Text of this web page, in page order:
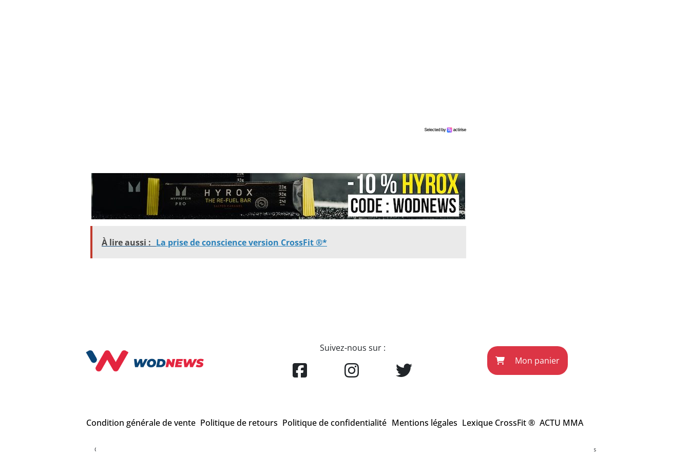
À lire aussi : La prise de conscience version CrossFit ®*
Suivez-nous sur :
Mon panier
Condition générale de vente Politique de retours Politique de confidentialité Mentions légales Lexique CrossFit ® ACTU MMA
COPYRIGHT © WODNEWS 2022 - *CrossFit® est une marque enregistrée qui appartient à la société CrossFit® Inc. et qui n'a aucun lien avec l'éditeur du site wodnews.com. Les informations